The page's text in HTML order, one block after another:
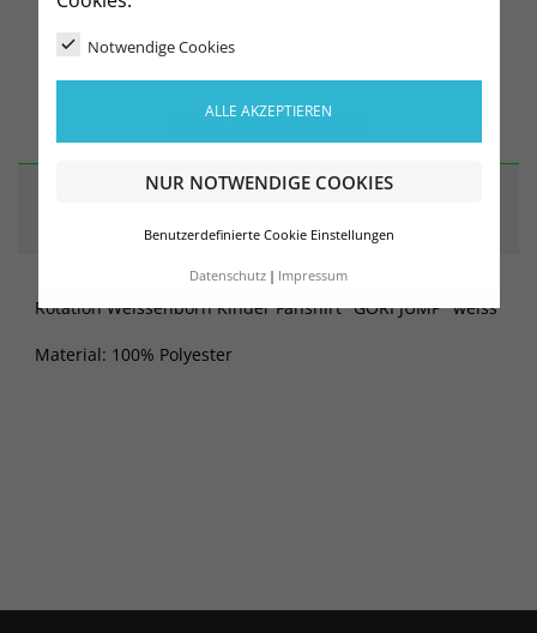
Notwendige Cookies
ALLE AKZEPTIEREN
NUR NOTWENDIGE COOKIES
Benutzerdefinierte Cookie Einstellungen
Datenschutz Impressum
BESCHREIBUNG
Rotation Weissenborn Kinder Fanshirt "GORI JUMP" weiss
Material: 100% Polyester